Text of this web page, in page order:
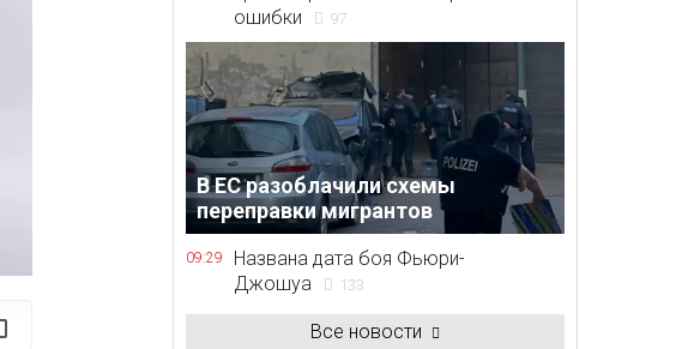
ошибки
97
В ЕС разоблачили схемы
переправки мигрантов
09:29
Названа дата боя Фьюри-
Джошуа
133
Все новости